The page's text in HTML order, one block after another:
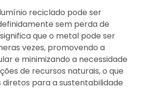
reciclado pode ser
sem perda de
que o metal pode ser
vezes, promovendo a
e minimizando a necessidade
de recursos naturais, o que
para a sustentabilidade